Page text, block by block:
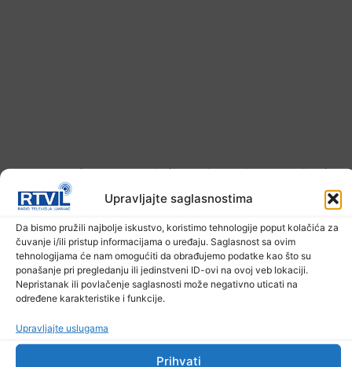
Upravljajte saglasnostima
Da bismo pružili najbolje iskustvo, koristimo tehnologije poput kolačića za
čuvanje i/ili pristup informacijama o uređaju. Saglasnost sa ovim
tehnologijama će nam omogućiti da obrađujemo podatke kao što su
ponašanje pri pregledanju ili jedinstveni ID-ovi na ovoj veb lokaciji.
Nepristanak ili povlačenje saglasnosti može negativno uticati na
određene karakteristike i funkcije.
Upravljajte uslugama
Prihvati
Upozorenje za narednih sedam dana: Požari
prijete Balkanu, u rizičnoj zoni nalazi se i BiH
6. Augusta 2026.